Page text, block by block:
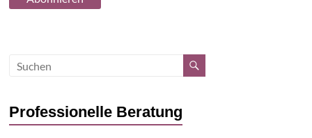
Professionelle Beratung